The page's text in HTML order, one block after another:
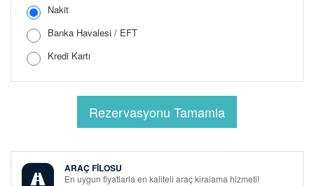
Şifreyi Tekrar Girin
Nakit
Banka Havalesi / EFT
Kredi Kartı
ARAÇ FİLOSU
En uygun fiyatlarla en kaliteli araç kiralama hizmeti!